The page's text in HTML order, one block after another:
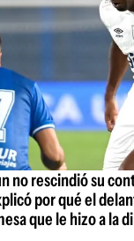
no rescindió su
por qué el
que le hizo a la